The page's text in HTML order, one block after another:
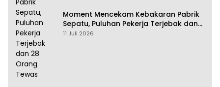
Moment Mencekam Kebakaran Pabrik
Sepatu, Puluhan Pekerja Terjebak dan
28 Orang Tewas
11 Juli 2026